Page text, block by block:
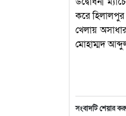
করে হিলালপুর
খেলায়
মোহাম্মদ
সংবাদটি শেয়ার